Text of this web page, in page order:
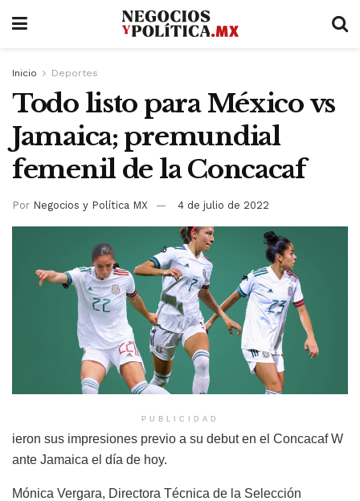
Inicio Deportes
Todo listo para México vs
Jamaica; premundial
femenil de la Concacaf
Por Negocios y Política MX 4 de julio de 2022
PUBLICIDAD
ieron sus impresiones previo a su debut en el Concacaf W
ante Jamaica el día de hoy.
Mónica Vergara, Directora Técnica de la Selección